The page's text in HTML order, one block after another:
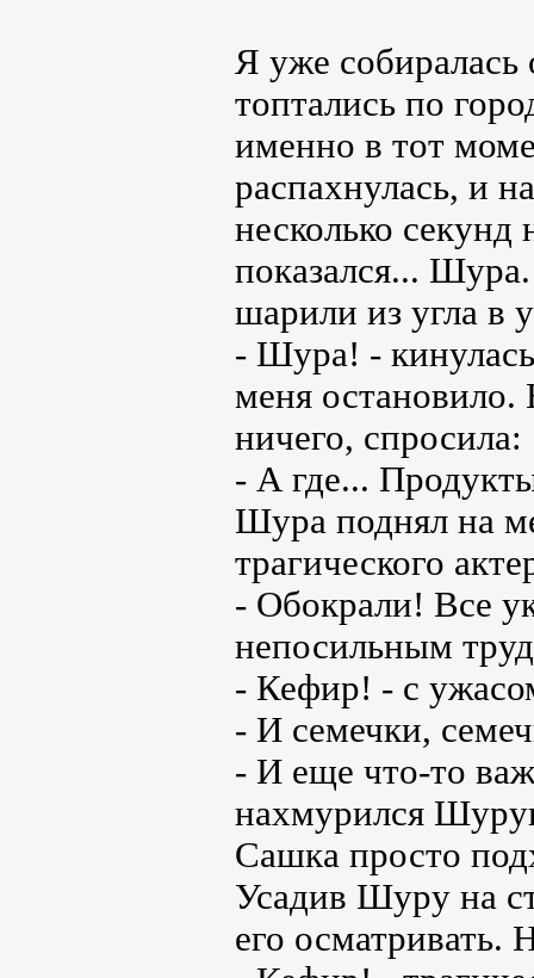
Я уже собиралась
топтались по
именно в тот
распахнулась, и
несколько
показался...
шарили из угла в
- Шура! -
меня остановило.
ничего, спросила:
- А где...
Шура поднял на
трагического
- Обокрали! Все
непосильным
- Кефир! - с
- И семечки,
- И еще что-то
нахмурился
Сашка просто
Усадив Шуру на
его